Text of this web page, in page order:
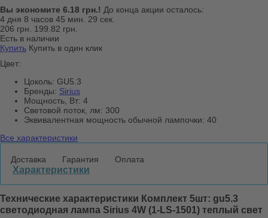
Вы экономите 6.18 грн.! До конца акции осталось:
4 дня 8 часов 45 мин. 29 сек.
206 грн.
199.82 грн.
Есть в наличии
Купить Купить в один клик
Цвет:
Цоколь: GU5.3
Бренды: Sirius
Мощность, Вт: 4
Световой поток, лм: 300
Эквивалентная мощность обычной лампочки: 40
Все характеристики
Доставка Гарантия Оплата
Характеристики
Технические характеристики Комплект 5шт: gu5.3
светодиодная лампа Sirius 4W (1-LS-1501) теплый свет